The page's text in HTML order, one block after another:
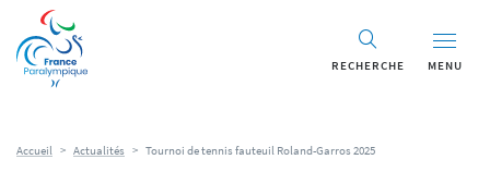
RECHERCHE MENU
Accueil > Actualités > Tournoi de tennis fauteuil Roland-Garros 2025